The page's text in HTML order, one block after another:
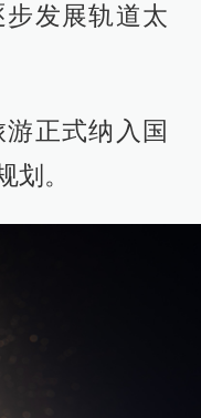
发展轨道太
正式纳入国
划。